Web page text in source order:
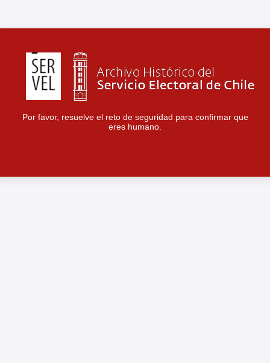
Por favor, resuelve el reto de seguridad para confirmar que
eres humano.